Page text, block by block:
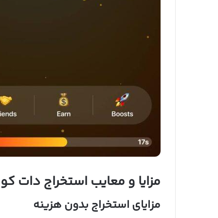
مزایا و معایب استخراج دات
مزایای استخراج بدون هزینه